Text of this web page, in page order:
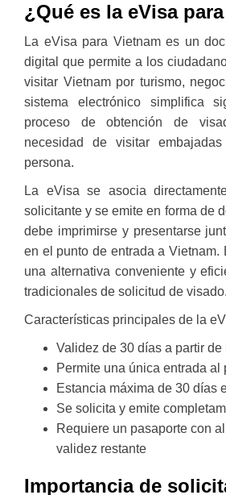
¿Qué es la eVisa
La eVisa para Vietnam es un
digital que permite a los
visitar Vietnam por turismo,
sistema electrónico simplifica
proceso de obtención de
necesidad de visitar
persona.
La eVisa se asocia
solicitante y se emite en forma de
debe imprimirse y presentarse
en el punto de entrada a Vietnam.
una alternativa conveniente y
tradicionales de solicitud de visado.
Características principales de la
Validez de 30 días a partir
Permite una única entrada al
Estancia máxima de 30 días
Se solicita y emite
Requiere un pasaporte con
validez restante
Importancia de